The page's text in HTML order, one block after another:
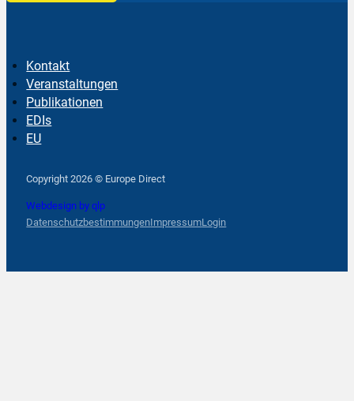
Kontakt
Veranstaltungen
Publikationen
EDIs
EU
Copyright 2026 © Europe Direct
Webdesign by qlp
DatenschutzbestimmungenImpressumLogin